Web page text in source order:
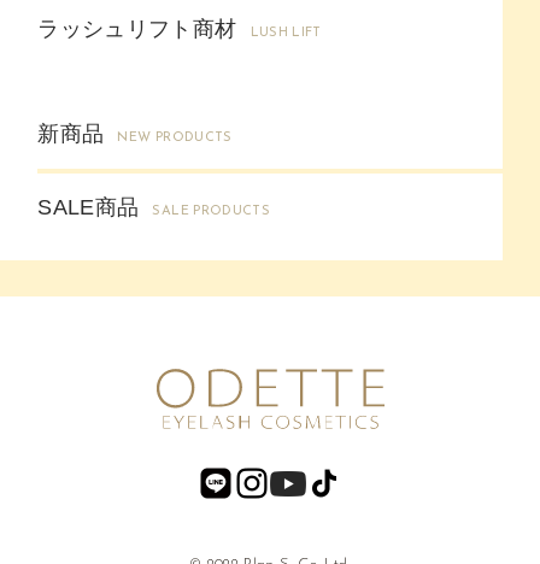
ラッシュリフト商材 LUSH LIFT
新商品 NEW PRODUCTS
SALE商品 SALE PRODUCTS